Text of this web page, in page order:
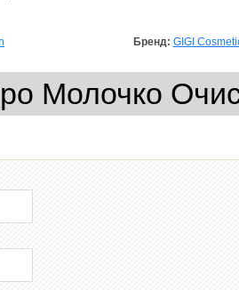
Бренд: GIGI
Молочко